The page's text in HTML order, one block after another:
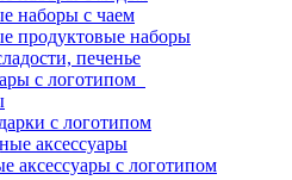
наборы с чаем
продуктовые наборы
печенье
с логотипом
с логотипом
аксессуары
аксессуары с логотипом